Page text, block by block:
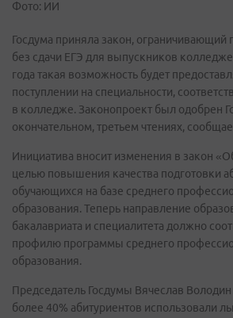
Фото: ИИ
Госдума приняла закон, ограничивающий
без сдачи ЕГЭ для выпускников
года такая возможность будет
поступлении на специальности,
в колледже. Законопроект был одобрен
окончательном, третьем чтениях,
Инициатива вносит изменения в закон
целью повышения качества подготовки
обучающихся на базе среднего
образования. Теперь направление
бакалавриата и специалитета должно
профилю программы среднего
образования.
Председатель Госдумы Вячеслав Володин
более 40% абитуриентов использовали